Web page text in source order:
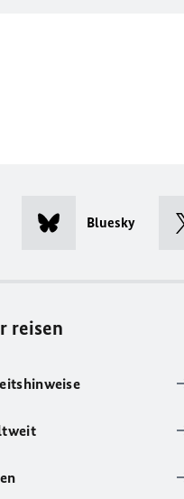
Bluesky
reisen